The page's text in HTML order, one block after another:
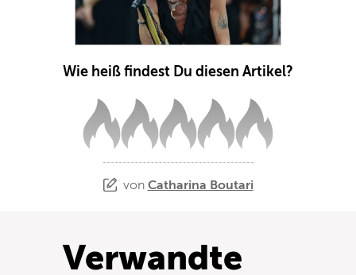
Wie heiß findest Du diesen Artikel?
von Catharina Boutari
Verwandte